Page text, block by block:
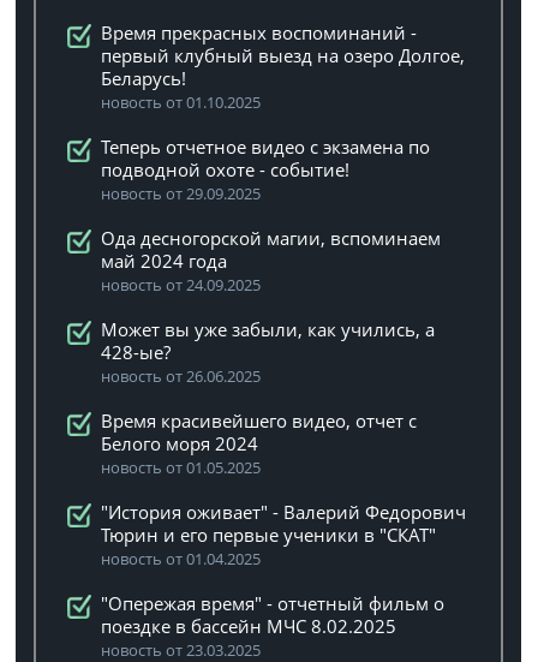
Время прекрасных воспоминаний -
первый клубный выезд на озеро Долгое,
Беларусь!
новость от 01.10.2025
Теперь отчетное видео с экзамена по
подводной охоте - событие!
новость от 29.09.2025
Ода десногорской магии, вспоминаем
май 2024 года
новость от 24.09.2025
Может вы уже забыли, как учились, а
428-ые?
новость от 26.06.2025
Время красивейшего видео, отчет с
Белого моря 2024
новость от 01.05.2025
"История оживает" - Валерий Федорович
Тюрин и его первые ученики в "СКАТ"
новость от 01.04.2025
"Опережая время" - отчетный фильм о
поездке в бассейн МЧС 8.02.2025
новость от 23.03.2025